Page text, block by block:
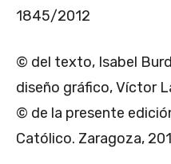
1845/2012
© del texto, Isabel
diseño gráfico, Víctor
© de la presente
Católico. Zaragoza,